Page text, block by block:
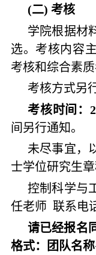
(二) 考核
学院根据材
选。考核内容
考核和综合素质
考核方式另
考核时间：
间另行通知。
未尽事宜，
士学位研究生章
控制科学与
任老师 联系电
请已经报名
格式：团队名